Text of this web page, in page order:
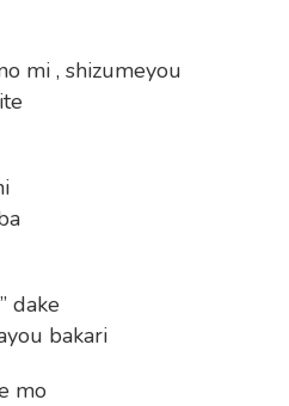
mi , shizumeyou
dake
bakari
mo